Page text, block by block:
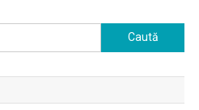
Caută
după: